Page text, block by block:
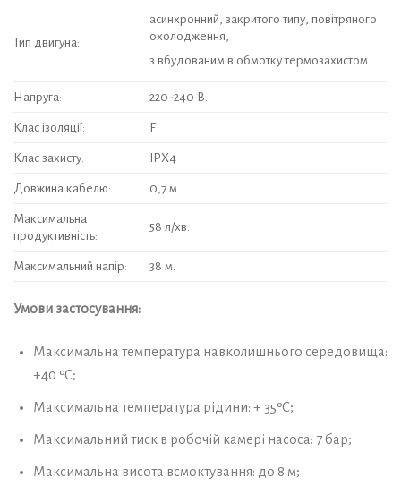
Тип двигуна:
асинхронний, закритого типу, повітряного
охолодження,
з вбудованим в обмотку термозахистом
Напруга: 220-240 В.
Клас ізоляції: F
Клас захисту: IPX4
Довжина кабелю: 0,7 м.
Максимальна
продуктивність:
58 л/хв.
Максимальний напір: 38 м.
Умови застосування:
Максимальна температура навколишнього середовища:
+40 ºС;
Максимальна температура рідини: + 35ºС;
Максимальний тиск в робочій камері насоса: 7 бар;
Максимальна висота всмоктування: до 8 м;